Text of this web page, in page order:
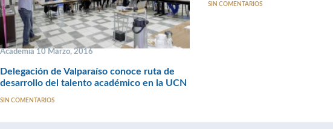
Academia 10 Marzo, 2016
Delegación de Valparaíso conoce ruta de
desarrollo del talento académico en la UCN
SIN COMENTARIOS
SIN COMENTARIOS